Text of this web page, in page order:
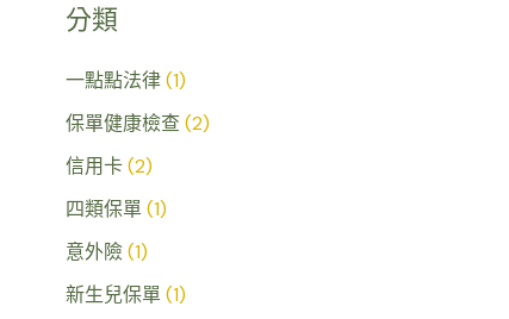
鍵
字
:
分類
一點點法律(1)
保單健康檢查 (2)
信用卡(2)
四類保單 (1)
意外險(1)
新生兒保單 (1)